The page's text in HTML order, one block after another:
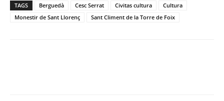
TAGS Berguedà Cesc Serrat Civitas cultura
Cultura
Monestir de Sant Llorenç
Sant Climent de la Torre de Foix